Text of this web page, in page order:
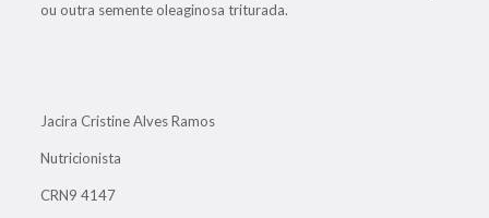
ou outra semente oleaginosa triturada.
Jacira Cristine Alves Ramos
Nutricionista
CRN9 4147